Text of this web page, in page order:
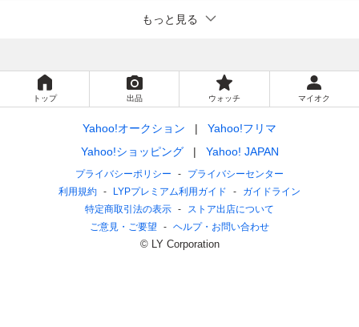
もっと見る
トップ 出品 ウォッチ マイオク
Yahoo!オークション
Yahoo!フリマ
Yahoo!ショッピング
Yahoo! JAPAN
プライバシーポリシー
プライバシーセンター
利用規約
LYPプレミアム利用ガイド
ガイドライン
特定商取引法の表示
ストア出店について
ご意見・ご要望
ヘルプ・お問い合わせ
© LY Corporation